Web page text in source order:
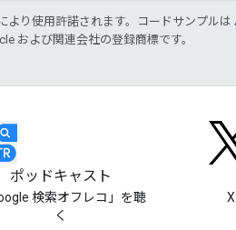
より使用許諾されます。コードサンプルは
および関連会社の登録商標です。
ポッドキャスト
検索オフレコ」を聴
く